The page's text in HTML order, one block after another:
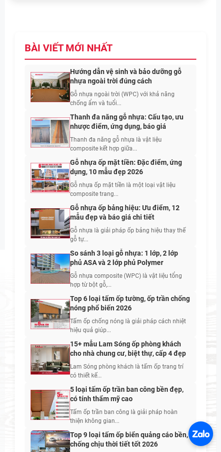
BÀI VIẾT MỚI NHẤT
Hướng dẫn vệ sinh và bảo dưỡng gỗ
nhựa ngoài trời đúng cách
Gỗ nhựa ngoài trời (WPC) với khả năng
chống ẩm và tuổi...
Thanh đa năng gỗ nhựa: Cấu tạo, ưu
nhược điểm, ứng dụng, báo giá
Thanh đa năng gỗ nhựa là vật liệu
composite kết hợp giữa...
Gỗ nhựa ốp mặt tiền: Đặc điểm, ứng
dụng, 10 mẫu đẹp 2026
Gỗ nhựa ốp mặt tiền là một loại vật liệu
composite trang...
Gỗ nhựa ốp bảng hiệu: Ưu điểm, 12
mẫu đẹp và báo giá chi tiết
Gỗ nhựa là giải pháp ốp bảng hiệu thay thế
gỗ tự...
So sánh 3 loại gỗ nhựa: 1 lớp, 2 lớp
phủ ASA và 2 lớp phủ Polymer
Gỗ nhựa composite (WPC) là vật liệu tổng
hợp từ bột gỗ,...
Top 6 loại tấm ốp tường, ốp trần chống
nóng phổ biến 2026
Tấm ốp chống nóng là giải pháp cách nhiệt
hiệu quả giúp...
15+ mẫu Lam Sóng ốp phòng khách
cho nhà chung cư, biệt thự, cấp 4 đẹp
Lam Sóng phòng khách là tấm ốp trang trí
có thiết kế...
5 loại tấm ốp trần ban công bền đẹp,
có tính thẩm mỹ cao
Tấm ốp trần ban công là giải pháp hoàn
thiện không gian...
Top 9 loại tấm ốp biển quảng cáo bền,
chống chịu thời tiết tốt 2026